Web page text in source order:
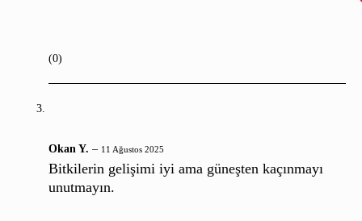
(0)
Okan Y. – 11 Ağustos 2025
Bitkilerin gelişimi iyi ama güneşten kaçınmayı
unutmayın.